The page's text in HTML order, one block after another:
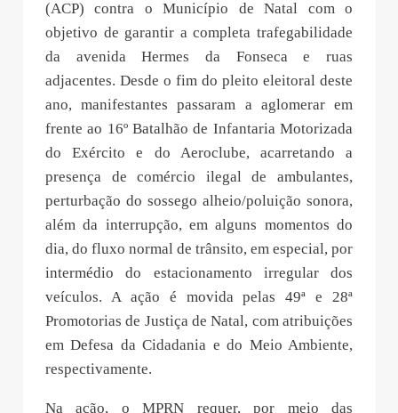
(ACP) contra o Município de Natal com o
objetivo de garantir a completa trafegabilidade
da avenida Hermes da Fonseca e ruas
adjacentes. Desde o fim do pleito eleitoral deste
ano, manifestantes passaram a aglomerar em
frente ao 16º Batalhão de Infantaria Motorizada
do Exército e do Aeroclube, acarretando a
presença de comércio ilegal de ambulantes,
perturbação do sossego alheio/poluição sonora,
além da interrupção, em alguns momentos do
dia, do fluxo normal de trânsito, em especial, por
intermédio do estacionamento irregular dos
veículos. A ação é movida pelas 49ª e 28ª
Promotorias de Justiça de Natal, com atribuições
em Defesa da Cidadania e do Meio Ambiente,
respectivamente.
Na ação, o MPRN requer, por meio das